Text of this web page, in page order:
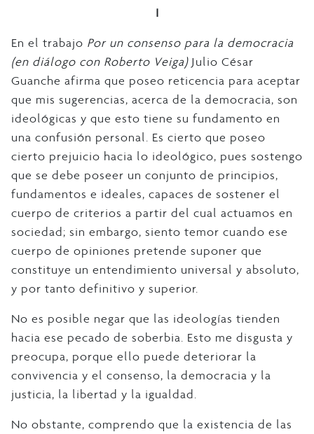
I
En el trabajo Por un consenso para la democracia
(en diálogo con Roberto Veiga) Julio César
Guanche afirma que poseo reticencia para aceptar
que mis sugerencias, acerca de la democracia, son
ideológicas y que esto tiene su fundamento en
una confusión personal. Es cierto que poseo
cierto prejuicio hacia lo ideológico, pues sostengo
que se debe poseer un conjunto de principios,
fundamentos e ideales, capaces de sostener el
cuerpo de criterios a partir del cual actuamos en
sociedad; sin embargo, siento temor cuando ese
cuerpo de opiniones pretende suponer que
constituye un entendimiento universal y absoluto,
y por tanto definitivo y superior.
No es posible negar que las ideologías tienden
hacia ese pecado de soberbia. Esto me disgusta y
preocupa, porque ello puede deteriorar la
convivencia y el consenso, la democracia y la
justicia, la libertad y la igualdad.
No obstante, comprendo que la existencia de las